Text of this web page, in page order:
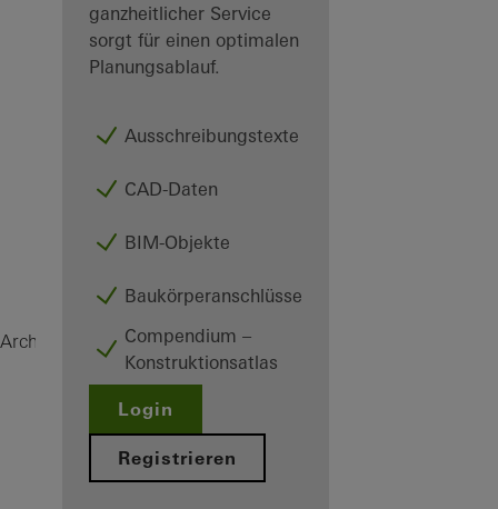
ganzheitlicher Service
sorgt für einen optimalen
Planungsablauf.
Ausschreibungstexte
CAD-Daten
BIM-Objekte
Baukörperanschlüsse
Compendium –
Konstruktionsatlas
Login
Registrieren
Architekten ProdukteFassadenVISS TV